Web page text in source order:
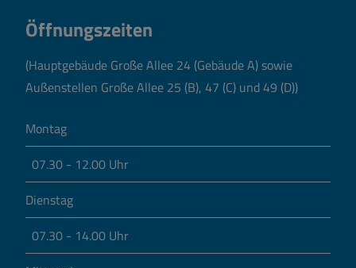
Öffnungszeiten
(Hauptgebäude Große Allee 24 (Gebäude A) sowie
Außenstellen Große Allee 25 (B), 47 (C) und 49 (D))
Montag
07.30 - 12.00 Uhr
Dienstag
07.30 - 14.00 Uhr